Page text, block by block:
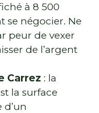
à 8 500
se négocier. Ne
peur de vexer
de l’argent
Carrez : la
la surface